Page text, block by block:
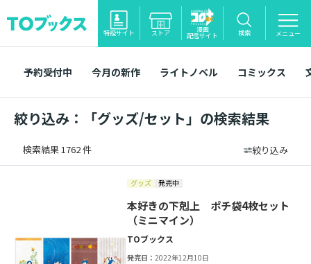
特設サイト ストア 漫画
配信サイト 検索 メニュー
予約受付中 今月の新作 ライトノベル コミックス
絞り込み：「グッズ/セット」の検索結果
検索結果 1762 件 絞り込み
グッズ 発売中
本好きの下剋上 ポチ袋4枚セット
（ミニマイン）
TOブックス
発売日：2022年12月10日